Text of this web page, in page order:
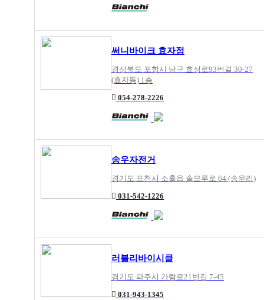
써니바이크 효자점
경상북도 포항시 남구 효성로93번길 30-27
(효자동) 1층
054-278-2226
송우자전거
경기도 포천시 소흘읍 솔모루로 64 (송우리)
031-542-1226
러블리바이시클
경기도 파주시 가람로21번길 7-45
031-943-1345